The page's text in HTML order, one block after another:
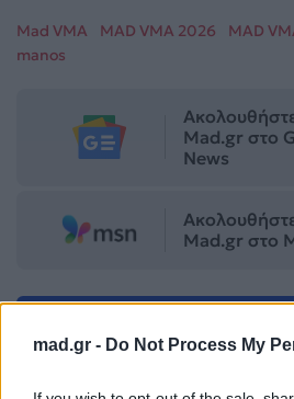
mad.gr - Do Not Process My
Mad VMA MAD VMA 2026
MAD
manos
Mad.gr στο
News
Mad.gr στο
Μοιράσου αυτό